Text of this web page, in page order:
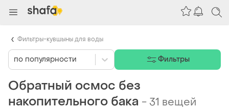
Обратный осмос без
накопительного бака - 31 вещей
по популярности Фильтры
Фильтры-кувшыны для воды